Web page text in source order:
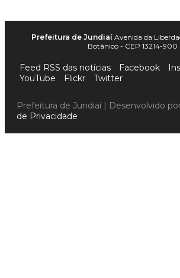
Prefeitura de Jundiaí Avenida da
Botânico - CEP 13214-900
Feed RSS das notícias Facebook
YouTube
Flickr Twitter
Prefeitura de Jundiaí | Desenvolvido
de Privacidade